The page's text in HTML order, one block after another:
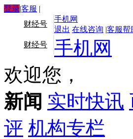
登录|客服 |
手机网
财经号
退出 在线咨询 |客服帮
手机网
财经号
欢迎您，
新闻 实时快讯
评 机构专栏